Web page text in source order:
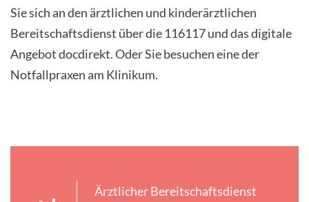
Sie sich an den ärztlichen und kinderärztlichen
Bereitschaftsdienst über die 116117 und das digitale
Angebot docdirekt. Oder Sie besuchen eine der
Notfallpraxen am Klinikum.
Ärztlicher Bereitschaftsdienst